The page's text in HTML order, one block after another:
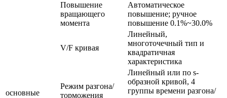
основные
Повышение
вращающего
момента
Автоматическое
повышение; ручное
повышение 0.1%~30.0%
V/F кривая
Линейный,
многоточечный тип и
квадратичная
характеристика
Режим разгона/
торможения
Линейный или по s-
образной кривой, 4
группы времени разгона/